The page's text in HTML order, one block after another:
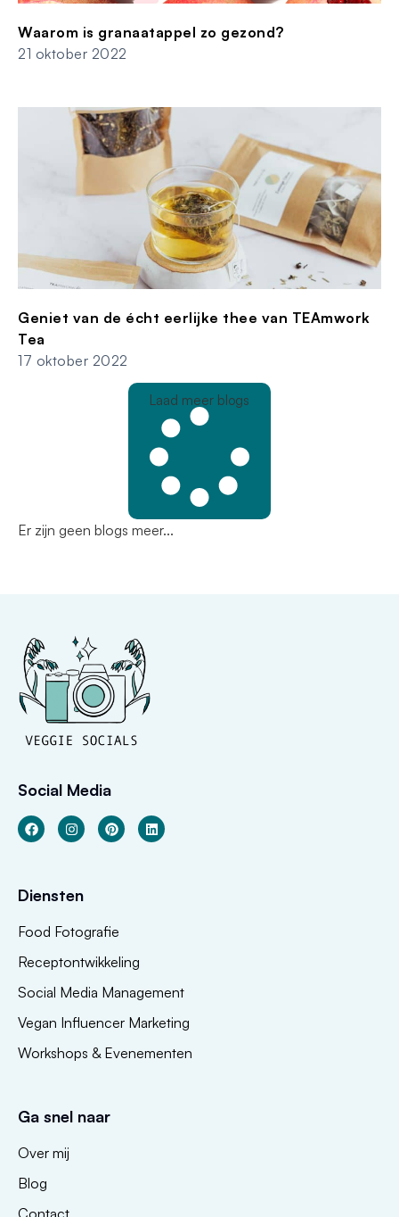
Waarom is granaatappel zo gezond?
21 oktober 2022
Geniet van de écht eerlijke thee van TEAmwork
Tea
17 oktober 2022
Laad meer blogs
Er zijn geen blogs meer...
Social Media
Diensten
Food Fotografie
Receptontwikkeling
Social Media Management
Vegan Influencer Marketing
Workshops & Evenementen
Ga snel naar
Over mij
Blog